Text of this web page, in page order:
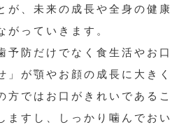
が、未来の成長や全身の健康
がっていきます。
防だけでなく食生活やお口
」が顎やお顔の成長に大きく
方ではお口がきれいであるこ
ますし、しっかり噛んでおい